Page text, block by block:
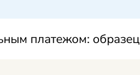
платежом: образец